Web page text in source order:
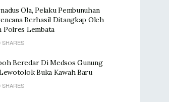
Ola, Pelaku Pembunuhan
Berhasil Ditangkap Oleh
Polres Lembata
SHARES
Beredar Di Medsos Gunung
Buka Kawah Baru
SHARES